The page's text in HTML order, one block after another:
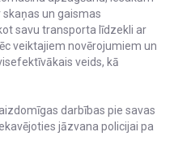
un gaismas
savu transporta līdzekli ar
veiktajiem novērojumiem un
veids, kā
darbības pie savas
jāzvana policijai pa